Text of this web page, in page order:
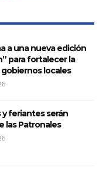
a una nueva edición
para fortalecer la
locales
feriantes serán
las Patronales